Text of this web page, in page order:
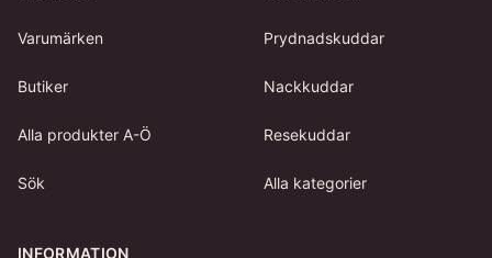
Varumärken
Butiker
Alla produkter A-Ö
Sök
Prydnadskuddar
Nackkuddar
Resekuddar
Alla kategorier
INFORMATION